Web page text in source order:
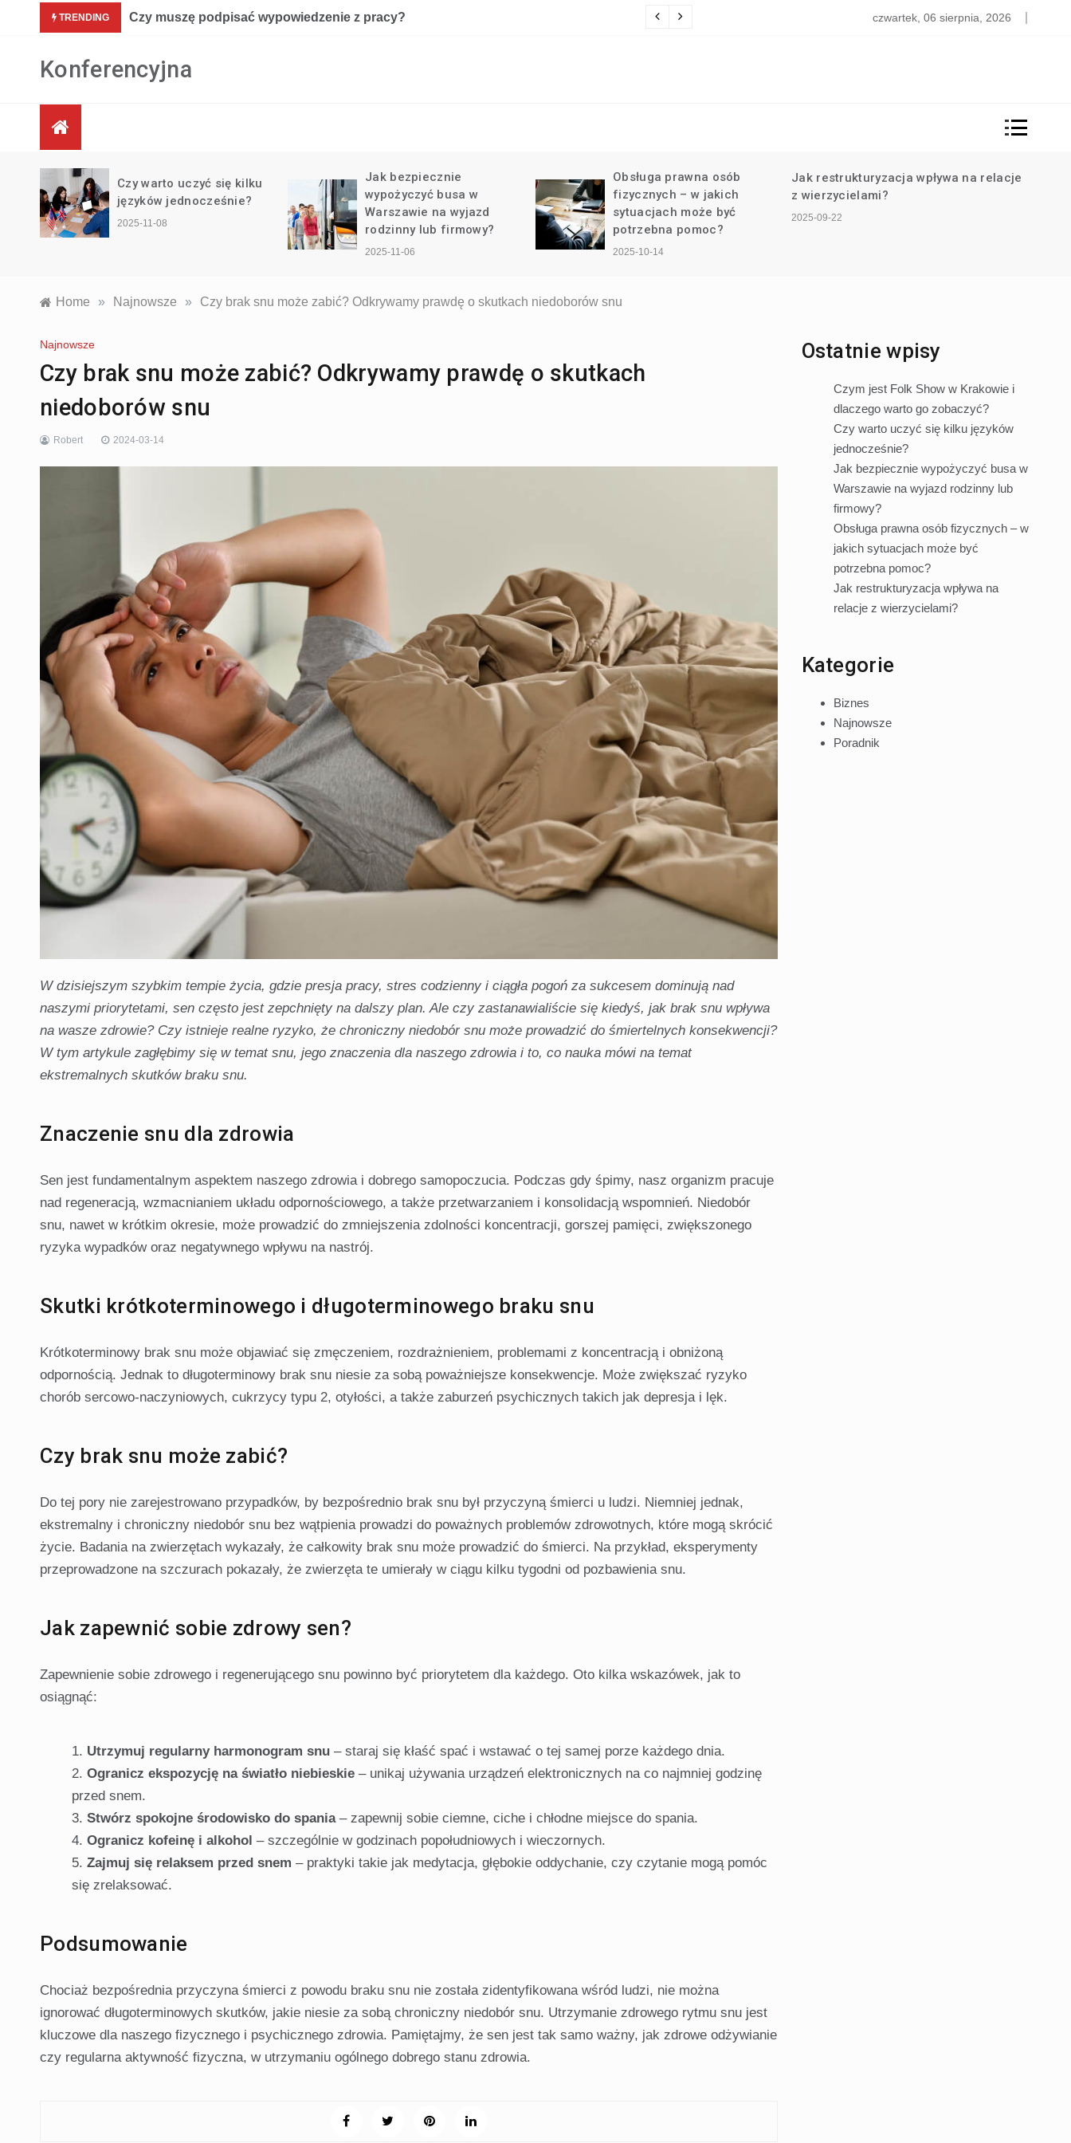
TRENDING Czy muszę podpisać wypowiedzenie z pracy? Czy strefa euro upadnie? Analiza i prognozy na najbliższe
czwartek, 06 sierpnia, 2026
Konferencyjna
Czy warto uczyć się kilku
języków jednocześnie?
2025-11-08
Jak bezpiecznie
wypożyczyć busa w
Warszawie na wyjazd
rodzinny lub firmowy?
2025-11-06
Obsługa prawna osób
fizycznych – w jakich
sytuacjach może być
potrzebna pomoc?
2025-10-14
Jak restrukturyzacja wpływa na relacje
z wierzycielami?
2025-09-22
Home » Najnowsze » Czy brak snu może zabić? Odkrywamy prawdę o skutkach niedoborów snu
Najnowsze
Czy brak snu może zabić? Odkrywamy prawdę o skutkach
niedoborów snu
Robert 2024-03-14
W dzisiejszym szybkim tempie życia, gdzie presja pracy, stres codzienny i ciągła pogoń za sukcesem dominują nad
naszymi priorytetami, sen często jest zepchnięty na dalszy plan. Ale czy zastanawialiście się kiedyś, jak brak snu wpływa
na wasze zdrowie? Czy istnieje realne ryzyko, że chroniczny niedobór snu może prowadzić do śmiertelnych konsekwencji?
W tym artykule zagłębimy się w temat snu, jego znaczenia dla naszego zdrowia i to, co nauka mówi na temat
ekstremalnych skutków braku snu.
Znaczenie snu dla zdrowia
Sen jest fundamentalnym aspektem naszego zdrowia i dobrego samopoczucia. Podczas gdy śpimy, nasz organizm pracuje
nad regeneracją, wzmacnianiem układu odpornościowego, a także przetwarzaniem i konsolidacją wspomnień. Niedobór
snu, nawet w krótkim okresie, może prowadzić do zmniejszenia zdolności koncentracji, gorszej pamięci, zwiększonego
ryzyka wypadków oraz negatywnego wpływu na nastrój.
Skutki krótkoterminowego i długoterminowego braku snu
Krótkoterminowy brak snu może objawiać się zmęczeniem, rozdrażnieniem, problemami z koncentracją i obniżoną
odpornością. Jednak to długoterminowy brak snu niesie za sobą poważniejsze konsekwencje. Może zwiększać ryzyko
chorób sercowo-naczyniowych, cukrzycy typu 2, otyłości, a także zaburzeń psychicznych takich jak depresja i lęk.
Czy brak snu może zabić?
Do tej pory nie zarejestrowano przypadków, by bezpośrednio brak snu był przyczyną śmierci u ludzi. Niemniej jednak,
ekstremalny i chroniczny niedobór snu bez wątpienia prowadzi do poważnych problemów zdrowotnych, które mogą skrócić
życie. Badania na zwierzętach wykazały, że całkowity brak snu może prowadzić do śmierci. Na przykład, eksperymenty
przeprowadzone na szczurach pokazały, że zwierzęta te umierały w ciągu kilku tygodni od pozbawienia snu.
Jak zapewnić sobie zdrowy sen?
Zapewnienie sobie zdrowego i regenerującego snu powinno być priorytetem dla każdego. Oto kilka wskazówek, jak to
osiągnąć:
Utrzymuj regularny harmonogram snu – staraj się kłaść spać i wstawać o tej samej porze każdego dnia.
Ogranicz ekspozycję na światło niebieskie – unikaj używania urządzeń elektronicznych na co najmniej godzinę
przed snem.
Stwórz spokojne środowisko do spania– zapewnij sobie ciemne, ciche i chłodne miejsce do spania.
Ogranicz kofeinę i alkohol – szczególnie w godzinach popołudniowych i wieczornych.
Zajmuj się relaksem przed snem – praktyki takie jak medytacja, głębokie oddychanie, czy czytanie mogą pomóc
się zrelaksować.
Podsumowanie
Chociaż bezpośrednia przyczyna śmierci z powodu braku snu nie została zidentyfikowana wśród ludzi, nie można
ignorować długoterminowych skutków, jakie niesie za sobą chroniczny niedobór snu. Utrzymanie zdrowego rytmu snu jest
kluczowe dla naszego fizycznego i psychicznego zdrowia. Pamiętajmy, że sen jest tak samo ważny, jak zdrowe odżywianie
czy regularna aktywność fizyczna, w utrzymaniu ogólnego dobrego stanu zdrowia.
Ostatnie wpisy
Czym jest Folk Show w Krakowie i
dlaczego warto go zobaczyć?
Czy warto uczyć się kilku języków
jednocześnie?
Jak bezpiecznie wypożyczyć busa w
Warszawie na wyjazd rodzinny lub
firmowy?
Obsługa prawna osób fizycznych – w
jakich sytuacjach może być
potrzebna pomoc?
Jak restrukturyzacja wpływa na
relacje z wierzycielami?
Kategorie
Biznes
Najnowsze
Poradnik